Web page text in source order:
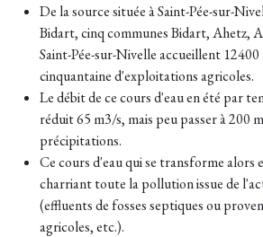
De la source située à Saint-Pée-sur-
Bidart, cinq communes Bidart, Ahetz,
Saint-Pée-sur-Nivelle accueillent
cinquantaine d'exploitations agricoles.
Le débit de ce cours d'eau en été par
réduit 65 m3/s, mais peu passer à 200
précipitations.
Ce cours d'eau qui se transforme alors
charriant toute la pollution issue de
(effluents de fosses septiques ou
agricoles, etc.).